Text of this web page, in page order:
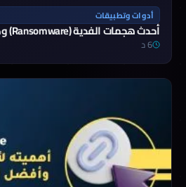
أدوات وتطبيقات
أحدث هجمات الفدية (Ransomware) وكيفية الحماية منها
6 د